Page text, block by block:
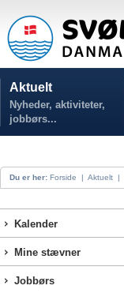
Aktuelt
Nyheder, aktiviteter,
jobbørs...
Du er her: Forside | Aktuelt |
Kalender
Mine stævner
Jobbørs